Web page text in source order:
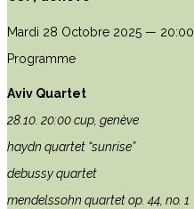
Mardi 28 Octobre 2025 — 20:00
Programme
Aviv Quartet
28.10. 20:00 cup, genève
haydn quartet “sunrise”
debussy quartet
mendelssohn quartet op. 44, no. 1